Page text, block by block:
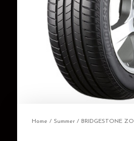
Home / Summer / BRIDGESTONE ZO